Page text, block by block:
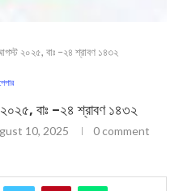
২০২৫, বাঃ –২৪ শ্রাবণ ১৪৩২
বাঃ –২৪ শ্রাবণ ১৪৩২
10, 2025 0 comment